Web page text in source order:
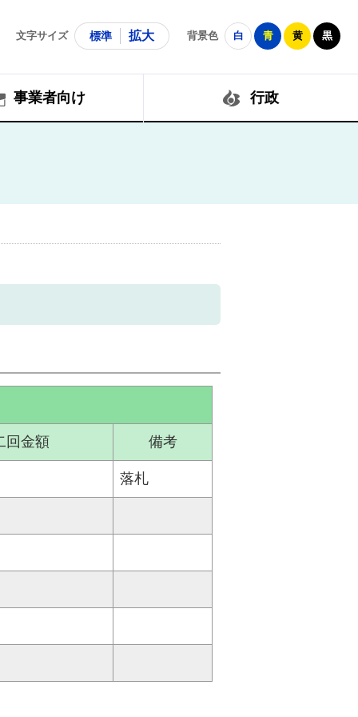
文字サイズ 標準 拡大 背景色 白 青 黄 黒
事業者向け 行政
回金額 備考
落札